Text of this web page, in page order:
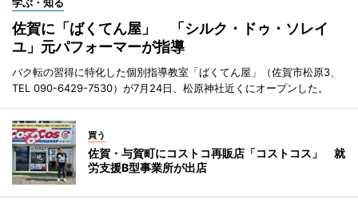
佐賀に「ばくてん屋」 「シルク・ドゥ・ソレイ
ユ」元パフォーマーが指導
バク転の習得に特化した個別指導教室「ばくてん屋」（佐賀市松原3、
TEL 090-6429-7530）が7月24日、松原神社近くにオープンした。
買う
佐賀・与賀町にコストコ再販店「コストコス」 就
労支援B型事業所が出店